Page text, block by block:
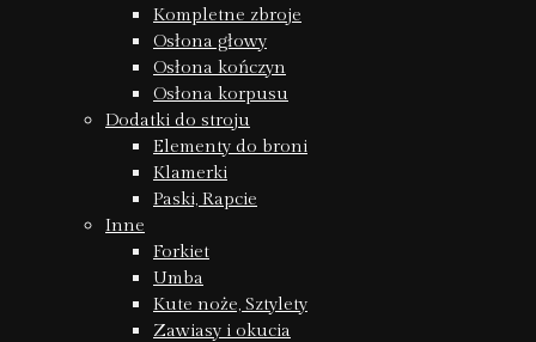
Kompletne zbroje
Osłona głowy
Osłona kończyn
Osłona korpusu
Dodatki do stroju
Elementy do broni
Klamerki
Paski, Rapcie
Inne
Forkiet
Umba
Kute noże, Sztylety
Zawiasy i okucia